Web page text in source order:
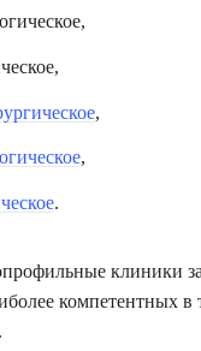
,
,
.
клиники
компетентных в